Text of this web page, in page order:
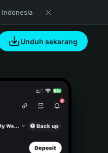
Indonesia
Unduh sekarang